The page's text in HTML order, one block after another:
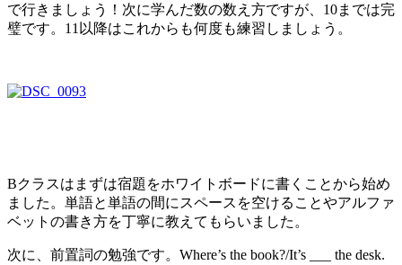
で行きましょう！次に学んだ数の数え方ですが、10までは完
璧です。11以降はこれからも何度も練習しましょう。
Bクラスはまずは宿題をホワイトボードに書くことから始め
ました。単語と単語の間にスペースを空けることやアルファ
ベットの書き方を丁寧に教えてもらいました。
次に、前置詞の勉強です。Where’s the book?/It’s ___ the desk.